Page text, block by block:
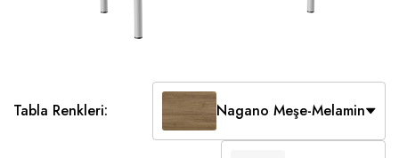
Tabla Renkleri: Nagano Meşe-Melamin